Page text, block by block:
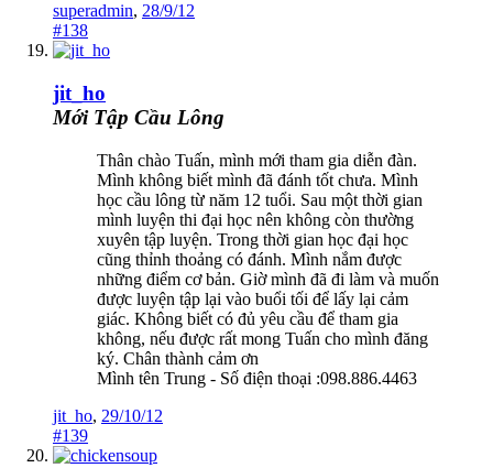
superadmin, 28/9/12
#138
jit_ho
Mới Tập Cầu Lông
Thân chào Tuấn, mình mới tham gia diễn đàn.
Mình không biết mình đã đánh tốt chưa. Mình
học cầu lông từ năm 12 tuổi. Sau một thời gian
mình luyện thi đại học nên không còn thường
xuyên tập luyện. Trong thời gian học đại học
cũng thỉnh thoảng có đánh. Mình nắm được
những điểm cơ bản. Giờ mình đã đi làm và muốn
được luyện tập lại vào buổi tối để lấy lại cảm
giác. Không biết có đủ yêu cầu để tham gia
không, nếu được rất mong Tuấn cho mình đăng
ký. Chân thành cảm ơn
Mình tên Trung - Số điện thoại :098.886.4463
jit_ho, 29/10/12
#139